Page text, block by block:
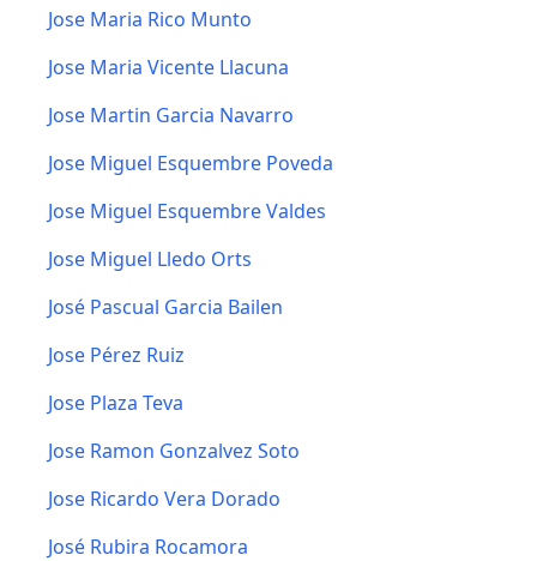
Jose Maria Rico Munto
Jose Maria Vicente Llacuna
Jose Martin Garcia Navarro
Jose Miguel Esquembre Poveda
Jose Miguel Esquembre Valdes
Jose Miguel Lledo Orts
José Pascual Garcia Bailen
Jose Pérez Ruiz
Jose Plaza Teva
Jose Ramon Gonzalvez Soto
Jose Ricardo Vera Dorado
José Rubira Rocamora